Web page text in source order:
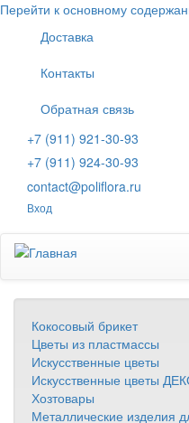
Перейти к основному
Доставка
Контакты
Обратная связь
+7 (911) 921-30-93
+7 (911) 924-30-93
contact@poliflora.ru
Вход
Кокосовый брикет
Цветы из пластмассы
Искусственные цветы
Искусственные цветы
Хозтовары
Металлические изделия